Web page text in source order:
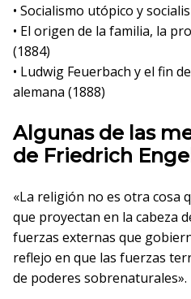
• Socialismo utópico y
• El origen de la familia, la
(1884)
• Ludwig Feuerbach y el fin
alemana (1888)
Algunas de las
de Friedrich
«La religión no es otra cosa
que proyectan en la cabeza
fuerzas externas que
reflejo en que las fuerzas
de poderes sobrenaturales».